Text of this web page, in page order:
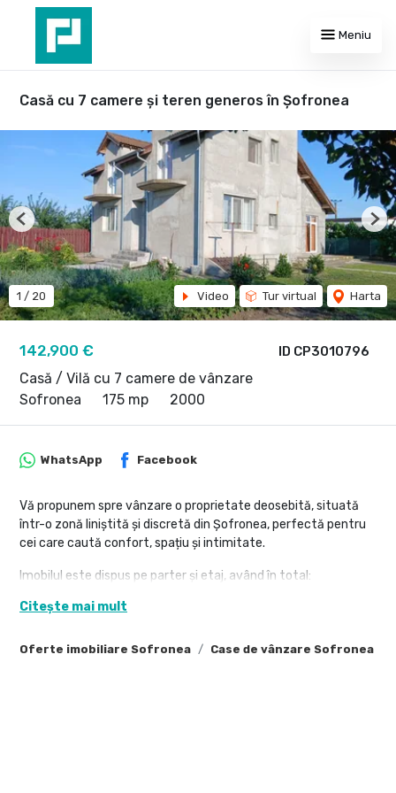
Meniu
Casă cu 7 camere și teren generos în Șofronea
ID CP3010796
142,900 €
Casă / Vilă cu 7 camere de vânzare
Sofronea
175 mp 2000
1 / 20 Video Tur virtual Harta
Previous
Oferte imobiliare Sofronea Case de vânzare Sofronea
WhatsApp Facebook
Vă propunem spre vânzare o proprietate deosebită, situată
într-o zonă liniștită și discretă din Șofronea, perfectă pentru
cei care caută confort, spațiu și intimitate.
Imobilul este dispus pe parter și etaj, având în total:
7 camere generoase, ideale pentru o familie numeroasă sau
Citește mai mult